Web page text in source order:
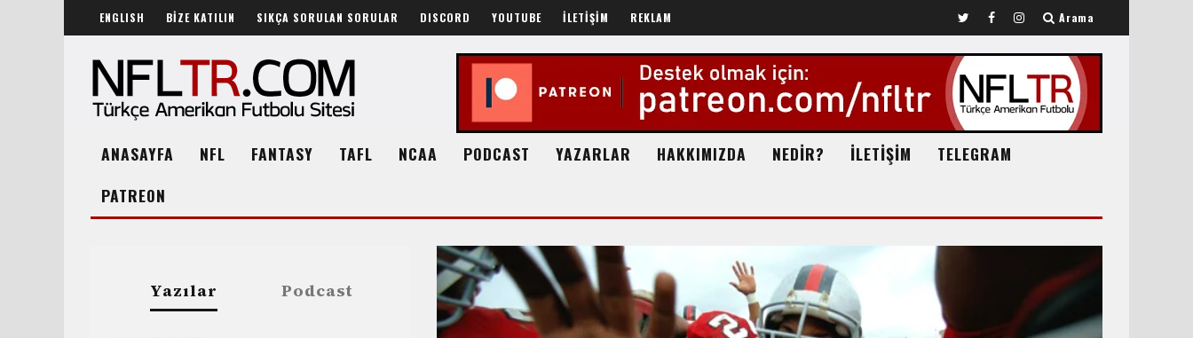
ENGLISH BİZE KATILIN SIKÇA SORULAN SORULAR DISCORD YOUTUBE İLETİŞİM REKLAM Arama
ANASAYFA NFL FANTASY TAFL NCAA PODCAST YAZARLAR HAKKIMIZDA NEDİR? İLETİŞİM
TELEGRAM
PATREON
Yazılar Podcast